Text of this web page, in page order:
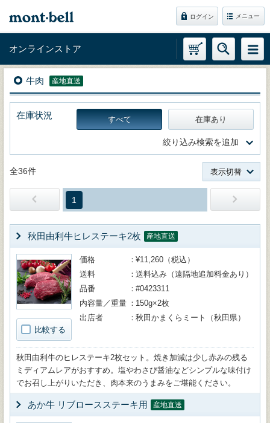
ログイン メニュー
オンラインストア
牛肉 産地直送
在庫状況 すべて 在庫あり
絞り込み検索を追加
全36件 表示切替
1
秋田由利牛ヒレステーキ2枚 産地直送
比較する
価格
¥11,260（税込）
送料
送料込み（遠隔地追加料金あり）
品番
#0423311
内容量／重量
150g×2枚
出店者
秋田かまくらミート（秋田県）
秋田由利牛のヒレステーキ2枚セット。焼き加減は少し赤みの残る
ミディアムレアがおすすめ。塩やわさび醤油などシンプルな味付け
でお召し上がりいただき、肉本来のうまみをご堪能ください。
あか牛 リブロースステーキ用 産地直送